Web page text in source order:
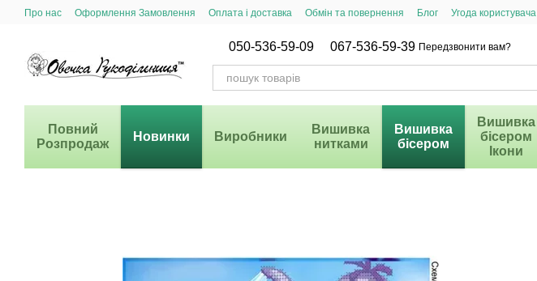
Перейти до основного контенту
Про нас Оформлення Замовлення Оплата і доставка Обмін та повернення Блог Угода користувача
050-536-59-09 067-536-59-39 Передзвонити вам?
Повний
Розпродаж
Новинки Виробники
Вишивка
нитками
Вишивка
бісером
Вишивка
бісером
Ікони